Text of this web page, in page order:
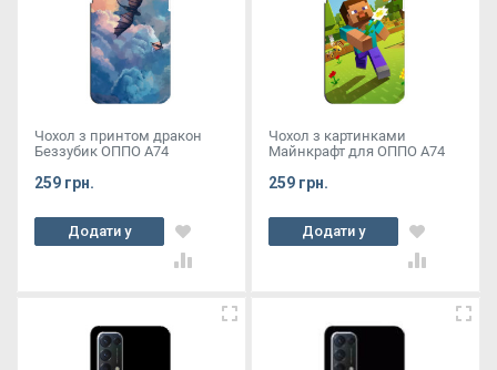
Чохол з принтом дракон
Беззубик ОППО А74
259 грн.
Додати у
кошик
Чохол з картинками
Майнкрафт для ОППО А74
259 грн.
Додати у
кошик